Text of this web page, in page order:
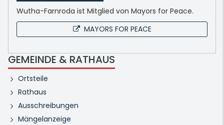
Wutha-Farnroda ist Mitglied von Mayors for Peace.
MAYORS FOR PEACE
GEMEINDE & RATHAUS
Ortsteile
Rathaus
Ausschreibungen
Mängelanzeige